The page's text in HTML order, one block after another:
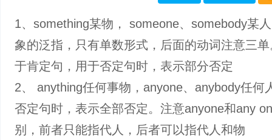
1、something某物， someone、somebody某
象的泛指，只有单数形式，后面的动词注意三
于肯定句，用于否定句时，表示部分否定
2、 anything任何事物，anyone、anybody任何
否定句时，表示全部否定。注意anyone和any
别，前者只能指代人，后者可以指代人和物